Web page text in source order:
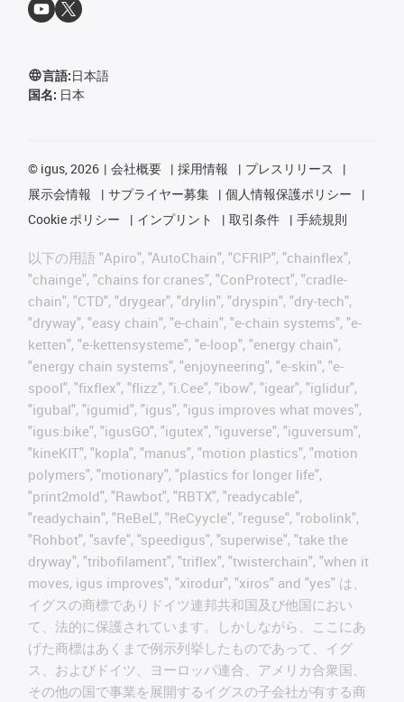
言語:日本語
国名: 日本
© igus, 2026 会社概要 採用情報
プレスリリース
展示会情報
サプライヤー募集
個人情報保護ポリシー
Cookie ポリシー
インプリント 取引条件 手続規則
以下の用語 "Apiro", "AutoChain", "CFRIP", "chainflex",
"chainge", "chains for cranes", "ConProtect", "cradle-
chain", "CTD", "drygear", "drylin", "dryspin", "dry-tech",
"dryway", "easy chain", "e-chain", "e-chain systems", "e-
ketten", "e-kettensysteme", "e-loop", "energy chain",
"energy chain systems", "enjoyneering", "e-skin", "e-
spool", "fixflex", "flizz", "i.Cee", "ibow", "igear", "iglidur",
"igubal", "igumid", "igus", "igus improves what moves",
"igus:bike", "igusGO", "igutex", "iguverse", "iguversum",
"kineKIT", "kopla", "manus", "motion plastics", "motion
polymers", "motionary", "plastics for longer life",
"print2mold", "Rawbot", "RBTX", "readycable",
"readychain", "ReBeL", "ReCyycle", "reguse", "robolink",
"Rohbot", "savfe", "speedigus", "superwise", "take the
dryway", "tribofilament", "triflex", "twisterchain", "when it
moves, igus improves", "xirodur", "xiros" and "yes" は、
イグスの商標でありドイツ連邦共和国及び他国におい
て、法的に保護されています。しかしながら、ここにあ
げた商標はあくまで例示列挙したものであって、イグ
ス、およびドイツ、ヨーロッパ連合、アメリカ合衆国、
その他の国で事業を展開するイグスの子会社が有する商